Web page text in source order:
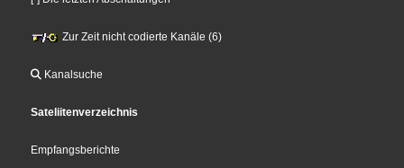
Zur Zeit nicht codierte Kanäle (6)
Kanalsuche
Sateliitenverzeichnis
Empfangsberichte